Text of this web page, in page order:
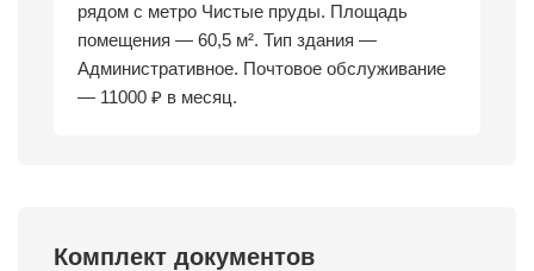
рядом с метро Чистые пруды. Площадь
помещения — 60,5 м². Тип здания —
Административное. Почтовое обслуживание
— 11000 ₽ в месяц.
Комплект документов